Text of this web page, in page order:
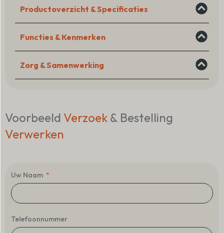
Productoverzicht & Specificaties
Functies & Kenmerken
Zorg & Samenwerking
Voorbeeld Verzoek & Bestelling
Verwerken
Uw Naam
Telefoonnummer